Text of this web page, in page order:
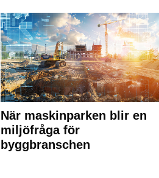
När maskinparken blir en
miljöfråga för
byggbranschen